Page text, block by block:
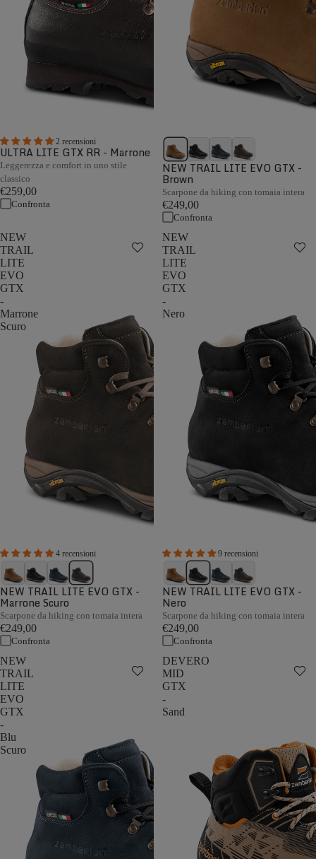
2 recensioni
ULTRA LITE GTX RR - Marrone
Leggerezza e comfort in uno stile
classico
€259,00
Confronta
NEW TRAIL LITE EVO GTX -
Brown
Scarpone da hiking con tomaia intera
€249,00
Confronta
NEW
TRAIL
LITE
EVO
GTX
-
Marrone
Scuro
4 recensioni
NEW TRAIL LITE EVO GTX -
Marrone Scuro
Scarpone da hiking con tomaia intera
€249,00
Confronta
NEW
TRAIL
LITE
EVO
GTX
-
Nero
9 recensioni
NEW TRAIL LITE EVO GTX -
Nero
Scarpone da hiking con tomaia intera
€249,00
Confronta
NEW
TRAIL
LITE
EVO
GTX
-
Blu
Scuro
DEVERO
MID
GTX
-
Sand